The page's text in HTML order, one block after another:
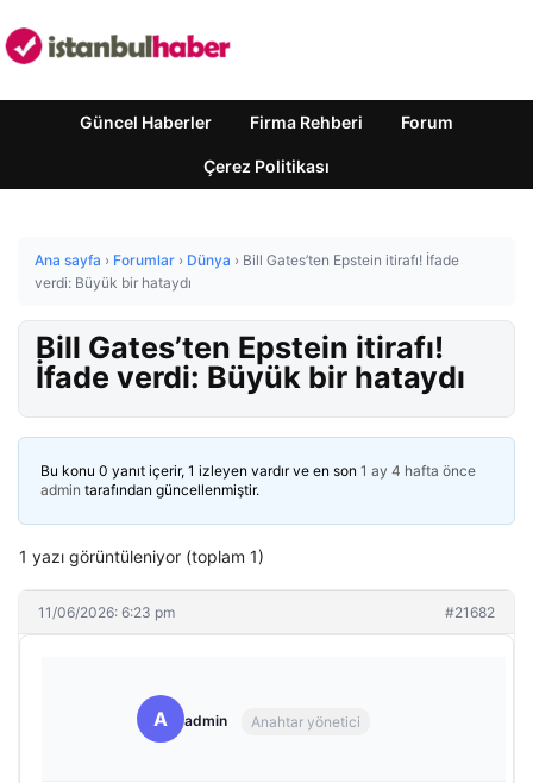
Güncel Haberler Firma Rehberi Forum
Çerez Politikası
Ana sayfa › Forumlar › Dünya › Bill Gates’ten Epstein itirafı! İfade
verdi: Büyük bir hataydı
Bill Gates’ten Epstein itirafı!
İfade verdi: Büyük bir hataydı
Bu konu 0 yanıt içerir, 1 izleyen vardır ve en son 1 ay 4 hafta önce
admin tarafından güncellenmiştir.
1 yazı görüntüleniyor (toplam 1)
11/06/2026: 6:23 pm #21682
A admin Anahtar yönetici